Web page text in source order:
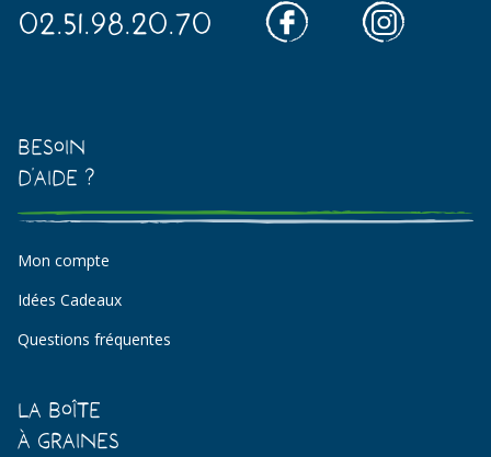
02.51.98.20.70
Besoin
d'aide ?
Mon compte
Idées Cadeaux
Questions fréquentes
La Boîte
à Graines